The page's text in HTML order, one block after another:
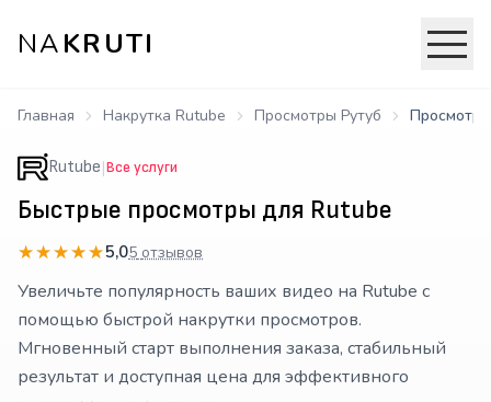
NAKRUTI
Главная Накрутка Rutube Просмотры Рутуб
Rutube|Все услуги
Быстрые просмотры для Rutube
★★★★★
★★★★★5,05 отзывов
Увеличьте популярность ваших видео на Rutube с
помощью быстрой накрутки просмотров.
Мгновенный старт выполнения заказа, стабильный
результат и доступная цена для эффективного